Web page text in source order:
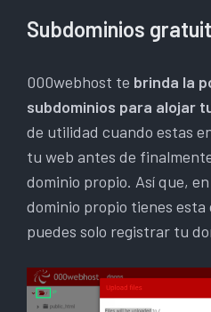
Subdominios
000webhost te brinda la
subdominios para alojar
de utilidad cuando estas
tu web antes de
dominio propio. Así que,
dominio propio tienes esta
puedes solo registrar tu